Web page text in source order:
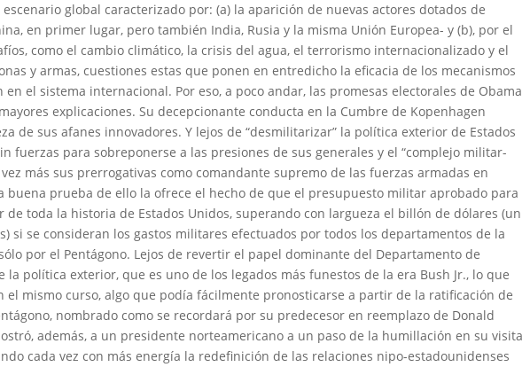
global caracterizado por: (a) la aparición de nuevas actores dotados de
en primer lugar, pero también India, Rusia y la misma Unión Europea- y (b), por el
como el cambio climático, la crisis del agua, el terrorismo internacionalizado y el
y armas, cuestiones estas que ponen en entredicho la eficacia de los mecanismos
el sistema internacional. Por eso, a poco andar, las promesas electorales de Obama
explicaciones. Su decepcionante conducta en la Cumbre de Kopenhagen
de sus afanes innovadores. Y lejos de “desmilitarizar” la política exterior de Estados
fuerzas para sobreponerse a las presiones de sus generales y el “complejo militar-
más sus prerrogativas como comandante supremo de las fuerzas armadas en
buena prueba de ello la ofrece el hecho de que el presupuesto militar aprobado para
de toda la historia de Estados Unidos, superando con largueza el billón de dólares (un
si se consideran los gastos militares efectuados por todos los departamentos de la
por el Pentágono. Lejos de revertir el papel dominante del Departamento de
la política exterior, que es uno de los legados más funestos de la era Bush Jr., lo que
el mismo curso, algo que podía fácilmente pronosticarse a partir de la ratificación de
nombrado como se recordará por su predecesor en reemplazo de Donald
además, a un presidente norteamericano a un paso de la humillación en su visita
cada vez con más energía la redefinición de las relaciones nipo-estadounidenses